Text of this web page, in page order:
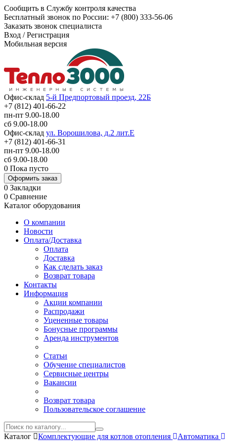
Сообщить в Службу контроля качества
Бесплатный звонок по России: +7 (800) 333-56-06
Заказать звонок специалиста
Вход /Регистрация
Мобильная версия
Офис-склад 5-й Предпортовый проезд, 22Б
+7 (812) 401-66-22
пн-пт 9.00-18.00
сб 9.00-18.00
Офис-склад ул. Ворошилова, д.2 лит.Е
+7 (812) 401-66-31
пн-пт 9.00-18.00
сб 9.00-18.00
0 Пока пусто
Оформить заказ
0 Закладки
0 Сравнение
Каталог оборудования
О компании
Новости
Оплата/Доставка
Оплата
Доставка
Как сделать заказ
Возврат товара
Контакты
Информация
Акции компании
Распродажи
Уцененные товары
Бонусные программы
Аренда инструментов
Статьи
Обучение специалистов
Сервисные центры
Вакансии
Возврат товара
Пользовательское соглашение
Каталог Комплектующие для котлов отопления Автоматика